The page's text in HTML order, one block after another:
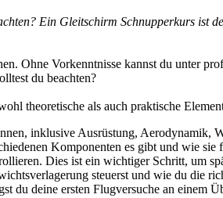
Ein Gleitschirm Schnupperkurs ist
Ohne Vorkenntnisse kannst du unter
du beachten?
theoretische als auch praktische
inklusive Ausrüstung, Aerodynamik,
Komponenten es gibt und wie sie
Dies ist ein wichtiger Schritt, um
steuerst und wie du die
du deine ersten Flugversuche an einem